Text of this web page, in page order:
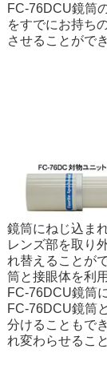
FC-76DCU鏡筒
をすでにお持ち
させることがで
鏡筒にねじ込ま
レンズ部を取り
れ替えることが
筒と接眼体を利
FC-76DCU鏡筒
FC-76DCU鏡筒
分けることもで
れ変わらせるこ